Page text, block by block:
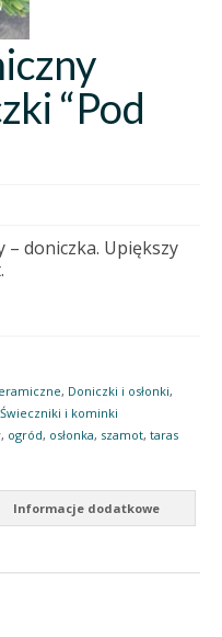
“Pod
– doniczka. Upiększy
, Doniczki i osłonki,
Świeczniki i kominki
, ogród, osłonka, szamot, taras
Informacje dodatkowe